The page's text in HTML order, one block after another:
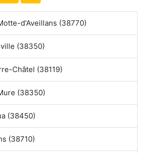
d'Aveillans (38770)
(38350)
Châtel (38119)
(38350)
(38450)
(38710)